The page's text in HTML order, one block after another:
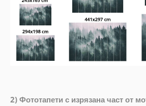
2) Фототапети с изрязана част от